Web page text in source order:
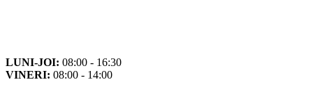
LUNI-JOI: 08:00 - 16:30
VINERI: 08:00 - 14:00